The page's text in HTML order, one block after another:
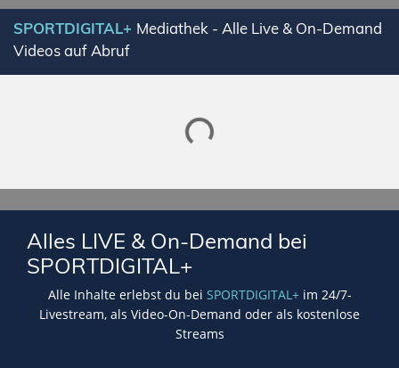
SPORTDIGITAL+ Mediathek - Alle Live & On-Demand
Videos auf Abruf
Lade SPORTDIGITAL+ Mediathek
Alles LIVE & On-Demand bei
SPORTDIGITAL+
Alle Inhalte erlebst du bei SPORTDIGITAL+im 24/7-
Livestream, als Video-On-Demand oder als kostenlose
Streams